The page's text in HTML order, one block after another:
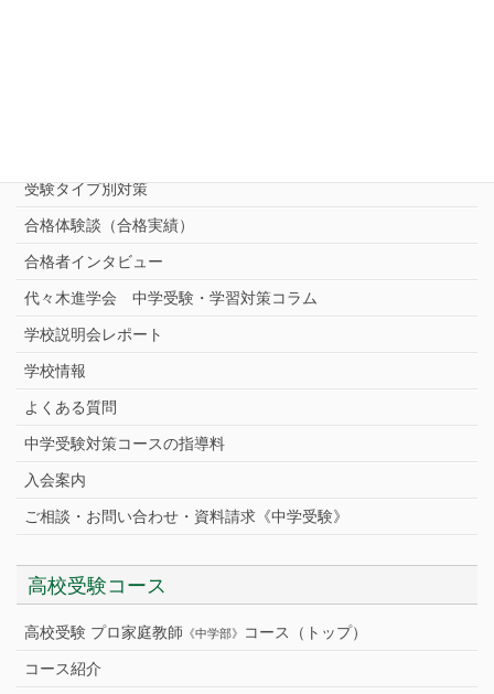
受験タイプ別対策
合格体験談（合格実績）
合格者インタビュー
代々木進学会 中学受験・学習対策コラム
学校説明会レポート
学校情報
よくある質問
中学受験対策コースの指導料
入会案内
ご相談・お問い合わせ・資料請求《中学受験》
高校受験コース
高校受験 プロ家庭教師 《中学部》 コース（トップ）
コース紹介